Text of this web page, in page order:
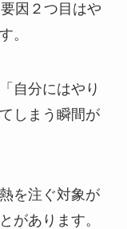
因２つ目はや
。
自分にはやり
しまう瞬間が
を注ぐ対象が
があります。